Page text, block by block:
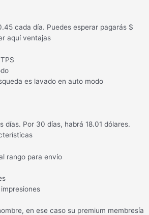
cada día. Puedes esperar pagarás $
aquí ventajas
es lavado en auto modo
días. Por 30 días, habrá 18.01 dólares.
rango para envío
en ese caso su premium membresía